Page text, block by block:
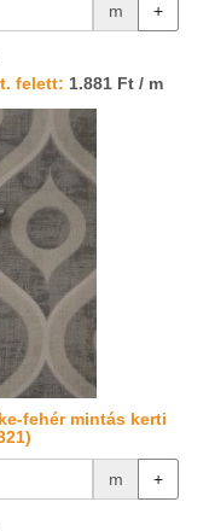
m +
felett: 1.881 Ft / m
fehér mintás kerti
m +